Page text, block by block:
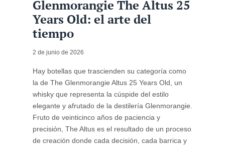
Glenmorangie The Altus 25
Years Old: el arte del
tiempo
2 de junio de 2026
Hay botellas que trascienden su categoría como
la de The Glenmorangie Altus 25 Years Old, un
whisky que representa la cúspide del estilo
elegante y afrutado de la destilería Glenmorangie.
Fruto de veinticinco años de paciencia y
precisión, The Altus es el resultado de un proceso
de creación donde cada decisión, cada barrica y